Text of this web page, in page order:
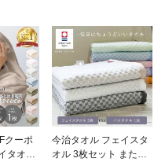
クーポ
タオル
今治タオル フェイスタ
オル 3枚セット または